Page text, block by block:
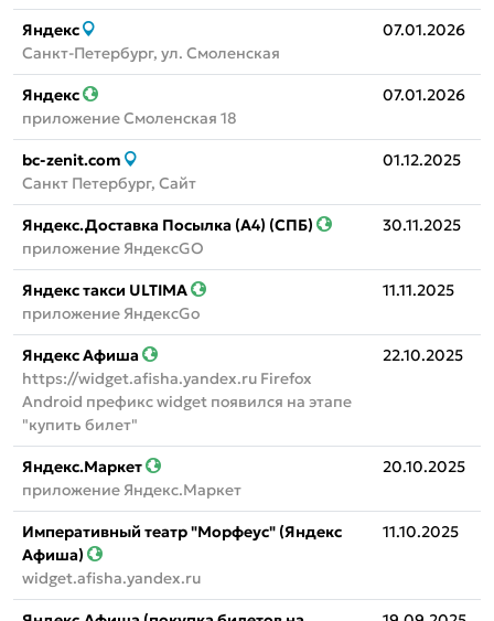
Яндекс
Санкт-Петербург, ул. Смоленская
07.01.2026
Яндекс
приложение Смоленская 18
07.01.2026
bc-zenit.com
Санкт Петербург, Сайт
01.12.2025
Яндекс.Доставка Посылка (А4) (СПБ)
приложение ЯндексGO
30.11.2025
Яндекс такси ULTIMA
приложение ЯндексGo
11.11.2025
Яндекс Афиша
https://widget.afisha.yandex.ru Firefox
Android префикс widget появился на этапе
"купить билет"
22.10.2025
Яндекс.Маркет
приложение Яндекс.Маркет
20.10.2025
Императивный театр "Морфеус" (Яндекс
Афиша)
widget.afisha.yandex.ru
11.10.2025